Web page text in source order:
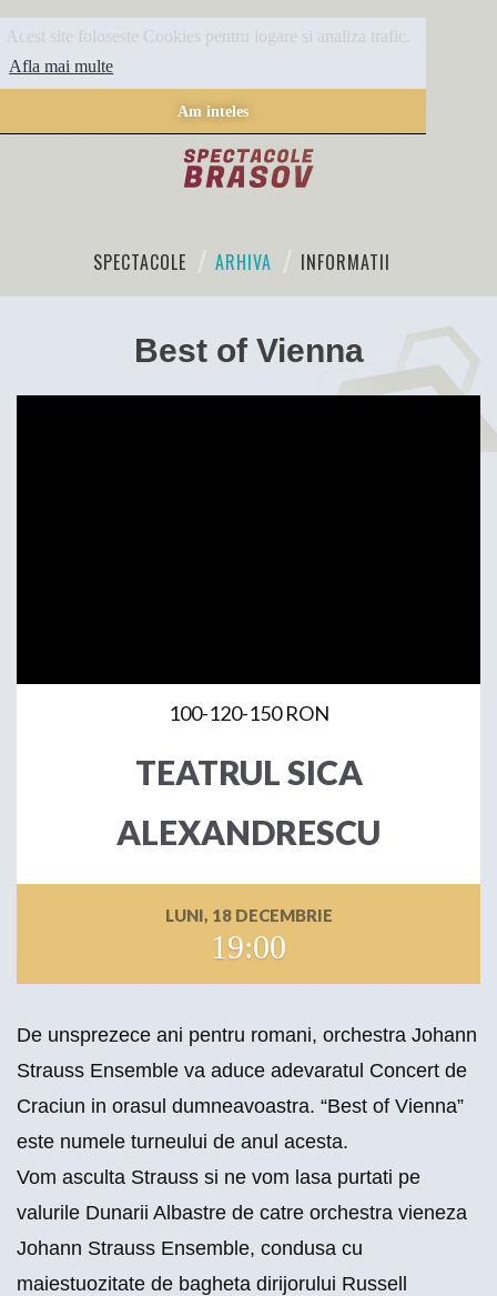
Acest site foloseste Cookies pentru logare si analiza trafic.
Afla mai multe
Am inteles
SPECTACOLE ARHIVA INFORMATII
Best of Vienna
100-120-150 RON
TEATRUL SICA
ALEXANDRESCU
LUNI, 18 DECEMBRIE
19:00
De unsprezece ani pentru romani, orchestra Johann
Strauss Ensemble va aduce adevaratul Concert de
Craciun in orasul dumneavoastra. “Best of Vienna”
este numele turneului de anul acesta.
Vom asculta Strauss si ne vom lasa purtati pe
valurile Dunarii Albastre de catre orchestra vieneza
Johann Strauss Ensemble, condusa cu
maiestuozitate de bagheta dirijorului Russell